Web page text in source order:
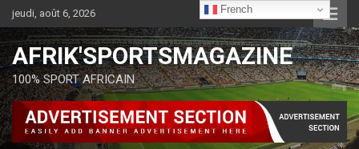
jeudi, août 6, 2026
AFRIK'SPORTSMAGAZINE
100% SPORT AFRICAIN
French